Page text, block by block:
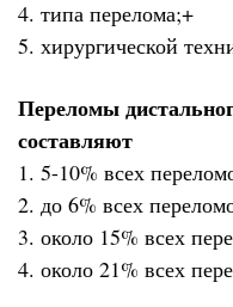
4. типа перелома;+
5. хирургической
Переломы
составляют
1. 5-10% всех
2. до 6% всех
3. около 15% всех
4. около 21% всех